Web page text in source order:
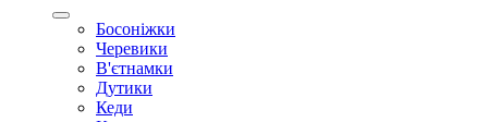
Босоніжки
Черевики
В'єтнамки
Дутики
Кеди